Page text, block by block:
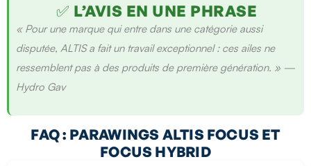
✅ L’AVIS EN UNE PHRASE
« Pour une marque qui entre dans une catégorie aussi
disputée, ALTIS a fait un travail exceptionnel : ces ailes ne
ressemblent pas à des produits de première génération. » —
Hydro Gav
FAQ : PARAWINGS ALTIS FOCUS ET
FOCUS HYBRID